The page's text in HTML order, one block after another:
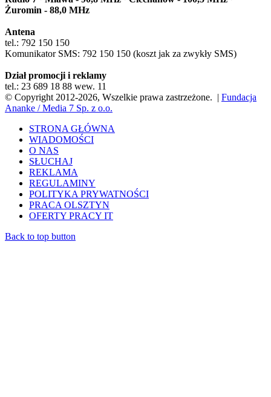
Żuromin - 88,0 MHz
Antena
tel.: 792 150 150
Komunikator SMS: 792 150 150 (koszt jak za zwykły SMS)
Dział promocji i reklamy
tel.: 23 689 18 88 wew. 11
© Copyright 2012-2026, Wszelkie prawa zastrzeżone. | Fundacja
Ananke / Media 7 Sp. z o.o.
STRONA GŁÓWNA
WIADOMOŚCI
O NAS
SŁUCHAJ
REKLAMA
REGULAMINY
POLITYKA PRYWATNOŚCI
PRACA OLSZTYN
OFERTY PRACY IT
Back to top button